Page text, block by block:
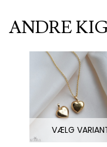
ANDRE
VÆLG